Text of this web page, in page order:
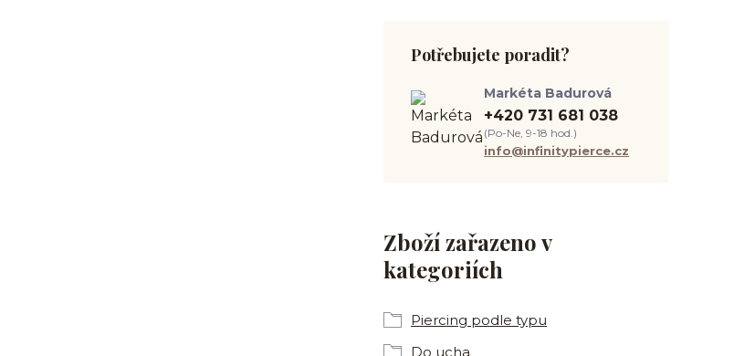
Zboží zařazeno v
kategoriích
Piercing podle typu
Do ucha
Potřebujete poradit?
Markéta Badurová
+420 731 681 038
(Po-Ne, 9-18 hod.)
info@infinitypierce.cz